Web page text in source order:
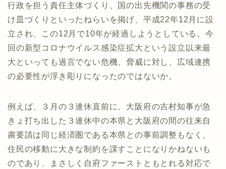
行政を担う責任主体づくり、国の出先機関の事務の受
け皿づくりといったねらいを掲げ、平成22年12月に設
立され、この12月で10年が経過しようとしている。今
回の新型コロナウイルス感染症拡大という設立以来最
大といっても過言でない危機、脅威に対し、広域連携
の必要性が浮き彫りになったのではないか。
例えば、３月の３連休直前に、大阪府の吉村知事が急
きょ打ち出した３連休中の本県と大阪府の間の往来自
粛要請は同じ経済圏である本県との事前調整もなく、
住民の移動に大きな制約を課すことになりかねないも
のであり、まさしく自府ファーストともとれる対応で